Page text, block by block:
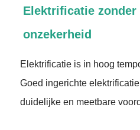
Elektrificatie
onzekerheid
Elektrificatie is in hoog
Goed ingerichte
duidelijke en meetbare